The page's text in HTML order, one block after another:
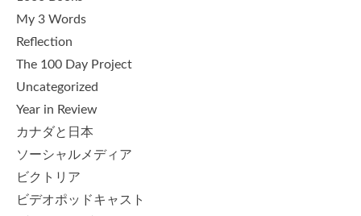
My 3 Words
Reflection
The 100 Day Project
Uncategorized
Year in Review
カナダと日本
ソーシャルメディア
ビクトリア
ビデオポッドキャスト